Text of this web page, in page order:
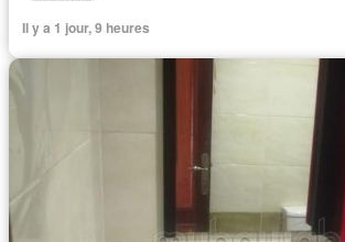
Il y a 1 jour, 9 heures